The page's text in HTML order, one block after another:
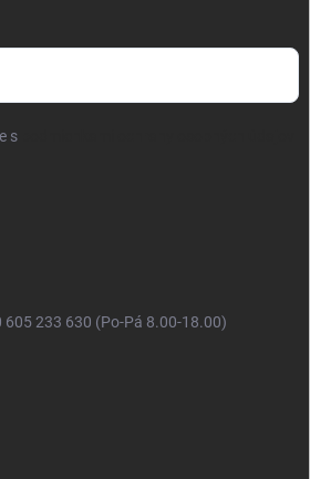
s
233 630 (Po-Pá 8.00-18.00)